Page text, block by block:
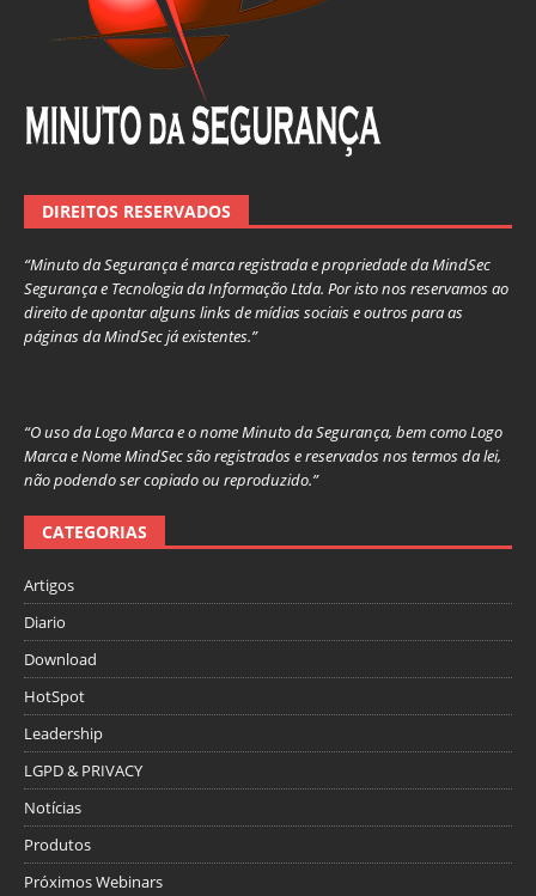
DIREITOS RESERVADOS
“Minuto da Segurança é marca registrada e propriedade da MindSec
Segurança e Tecnologia da Informação Ltda. Por isto nos reservamos ao
direito de apontar alguns links de mídias sociais e outros para as
páginas da MindSec já existentes.”
“O uso da Logo Marca e o nome Minuto da Segurança, bem como Logo
Marca e Nome MindSec são registrados e reservados nos termos da lei,
não podendo ser copiado ou reproduzido.”
CATEGORIAS
Artigos
Diario
Download
HotSpot
Leadership
LGPD & PRIVACY
Notícias
Produtos
Próximos Webinars